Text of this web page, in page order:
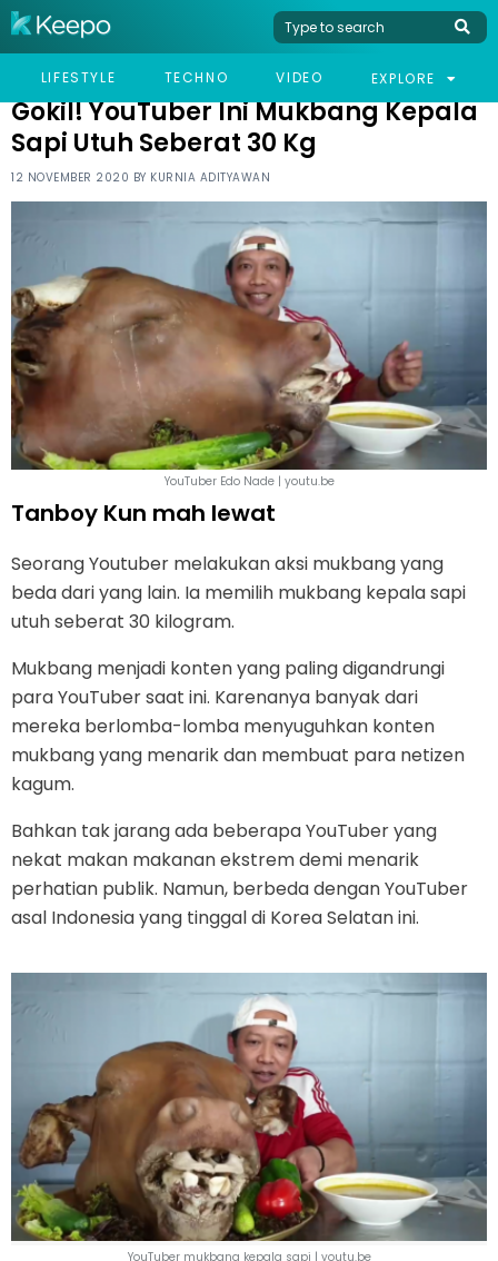
LIFESTYLE TECHNO VIDEO EXPLORE
HOME VIRAL GOKIL! YOUTUBER INI MUKBANG KEPALA SAPI UTUH SEBERAT 30 KG
Gokil! YouTuber Ini Mukbang Kepala
Sapi Utuh Seberat 30 Kg
12 NOVEMBER 2020 BY KURNIA ADITYAWAN
YouTuber Edo Nade | youtu.be
Tanboy Kun mah lewat
Seorang Youtuber melakukan aksi mukbang yang
beda dari yang lain. Ia memilih mukbang kepala sapi
utuh seberat 30 kilogram.
Mukbang menjadi konten yang paling digandrungi
para YouTuber saat ini. Karenanya banyak dari
mereka berlomba-lomba menyuguhkan konten
mukbang yang menarik dan membuat para netizen
kagum.
Bahkan tak jarang ada beberapa YouTuber yang
nekat makan makanan ekstrem demi menarik
perhatian publik. Namun, berbeda dengan YouTuber
asal Indonesia yang tinggal di Korea Selatan ini.
YouTuber mukbang kepala sapi | youtu.be